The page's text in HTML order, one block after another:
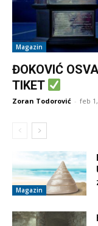
Magazin
ĐOKOVIĆ
TIKET
Zoran Todorović - feb
Magazin